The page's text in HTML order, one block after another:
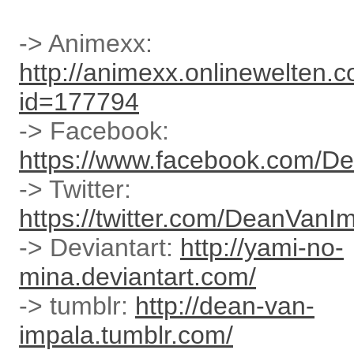
-> Animexx:
http://
id=177794
-> Facebook:
https://www.facebook.com/
-> Twitter:
https://twitter.com/
-> Deviantart: http://yami-no-
mina.deviantart.com/
-> tumblr: http://dean-van-
impala.tumblr.com/